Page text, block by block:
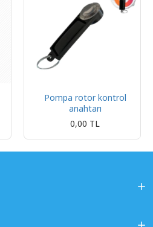
Pompa rotor kontrol
anahtarı
0,00 TL